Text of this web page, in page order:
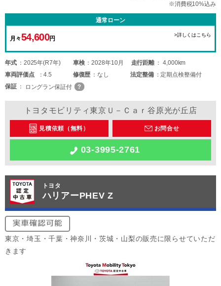
※消費税10%込み
通常ローン
月々54,600円
>詳しくはこちら
年式 2025年(R7年) 車検 2028年10月 走行距離
4,000km
車両評価点 4.5 修復歴 なし 法定整備
定期点検整備付
保証
ロングラン保証付
トヨタモビリティ東京Ｕ－Ｃａｒ谷原光が丘店
見積依頼（無料） お問合せ
03-3995-2761
トヨタ
ハリアーPHEV Z
東京・埼玉・千葉・神奈川・茨城・山梨の販売に限らせていただ
きます